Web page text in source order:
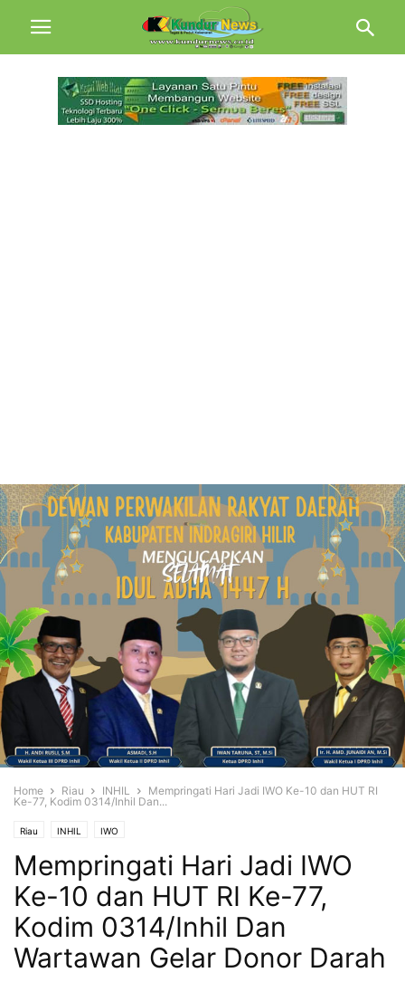
Home Riau INHIL
Mempringati Hari Jadi IWO Ke-10 dan HUT RI
Ke-77, Kodim 0314/Inhil Dan...
Riau INHIL IWO
Mempringati Hari Jadi IWO
Ke-10 dan HUT RI Ke-77,
Kodim 0314/Inhil Dan
Wartawan Gelar Donor Darah